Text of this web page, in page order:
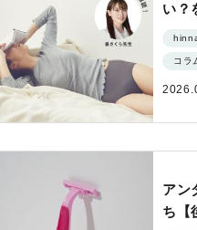
い？
体
コラ
アン
ち【